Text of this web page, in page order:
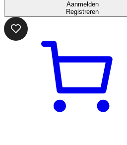
Aanmelden
Registreren